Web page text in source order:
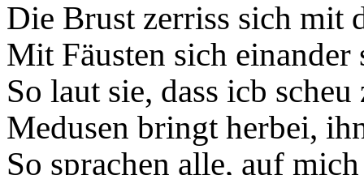
Die Brust zerriss sich mit
Mit Fäusten sich einander
So laut sie, dass icb
Medusen bringt herbei,
So sprachen alle, auf